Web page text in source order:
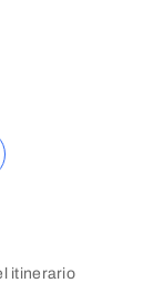
itinerario